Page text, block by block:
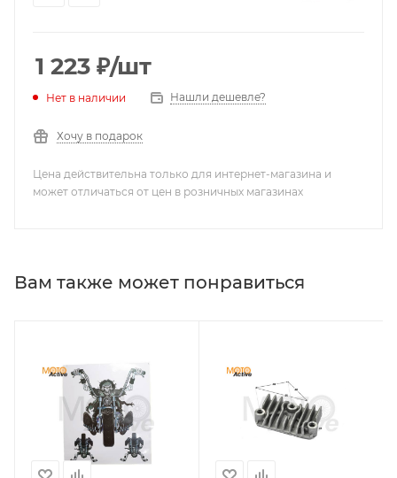
1 223 ₽/шт
Нет в наличии Нашли дешевле?
Хочу в подарок
Цена действительна только для интернет-магазина и
может отличаться от цен в розничных магазинах
Вам также может понравиться